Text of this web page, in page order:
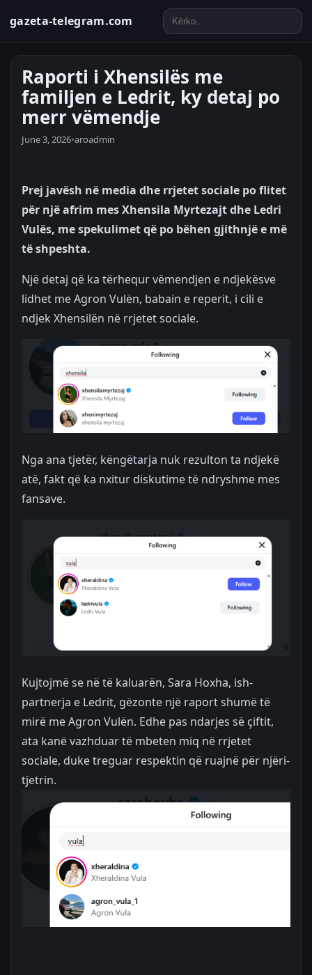
gazeta-telegram.com
Raporti i Xhensilës me
familjen e Ledrit, ky detaj po
merr vëmendje
June 3, 2026•aroadmin
Prej javësh në media dhe rrjetet sociale po flitet
për një afrim mes Xhensila Myrtezajt dhe Ledri
Vulës, me spekulimet që po bëhen gjithnjë e më
të shpeshta.
Një detaj që ka tërhequr vëmendjen e ndjekësve
lidhet me Agron Vulën, babain e reperit, i cili e
ndjek Xhensilën në rrjetet sociale.
Nga ana tjetër, këngëtarja nuk rezulton ta ndjekë
atë, fakt që ka nxitur diskutime të ndryshme mes
fansave.
Kujtojmë se në të kaluarën, Sara Hoxha, ish-
partnerja e Ledrit, gëzonte një raport shumë të
mirë me Agron Vulën. Edhe pas ndarjes së çiftit,
ata kanë vazhduar të mbeten miq në rrjetet
sociale, duke treguar respektin që ruajnë për njëri-
tjetrin.